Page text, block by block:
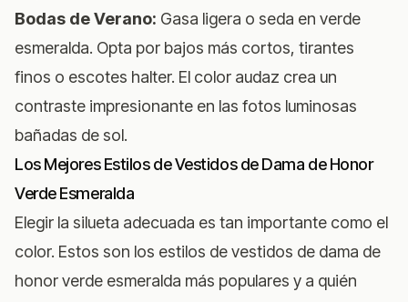
Bodas de Verano: Gasa ligera o seda en verde
esmeralda. Opta por bajos más cortos, tirantes
finos o escotes halter. El color audaz crea un
contraste impresionante en las fotos luminosas
bañadas de sol.
Los Mejores Estilos de Vestidos de Dama de Honor
Verde Esmeralda
Elegir la silueta adecuada es tan importante como el
color. Estos son los estilos de vestidos de dama de
honor verde esmeralda más populares y a quién